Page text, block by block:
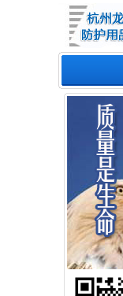
龙鳞甲
龙鳞甲
龙鳞甲塑